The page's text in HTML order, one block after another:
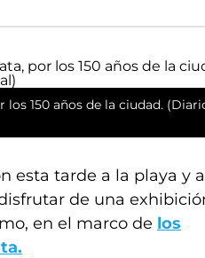
los 150 años de la ciudad.
esta tarde a la playa y
de una
en el marco de los